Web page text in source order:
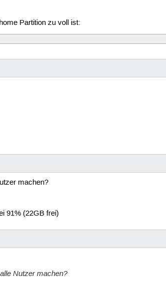
Partition zu voll ist:
machen?
91% (22GB frei)
Nutzer machen?